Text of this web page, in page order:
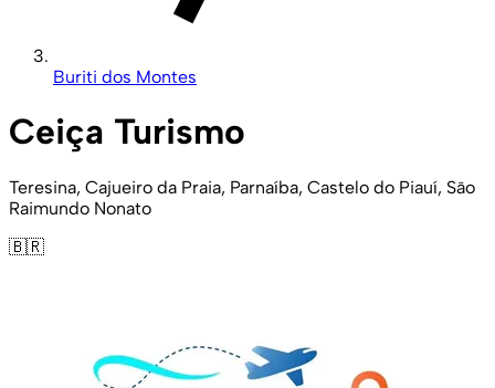
Buriti dos Montes
Ceiça Turismo
Teresina, Cajueiro da Praia, Parnaíba, Castelo do Piauí, São
Raimundo Nonato
🇧🇷